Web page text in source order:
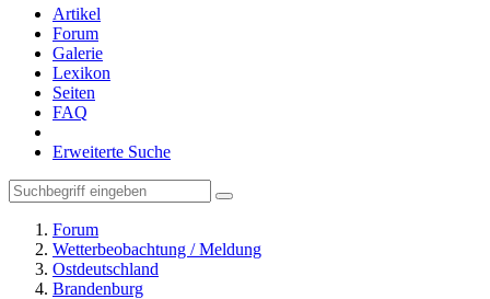
Artikel
Forum
Galerie
Lexikon
Seiten
FAQ
Erweiterte Suche
Forum
Wetterbeobachtung / Meldung
Ostdeutschland
Brandenburg